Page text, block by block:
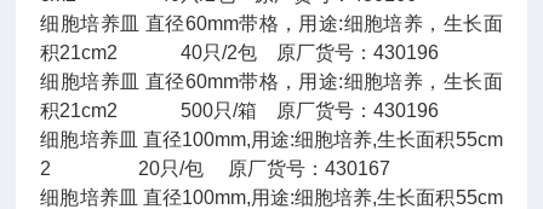
细胞培养皿 直径60mm带格，用途:细胞培养，生长面
积21cm2 40只/2包 原厂货号：430196
细胞培养皿 直径60mm带格，用途:细胞培养，生长面
积21cm2 500只/箱 原厂货号：430196
细胞培养皿 直径100mm,用途:细胞培养,生长面积55cm
2 20只/包 原厂货号：430167
细胞培养皿 直径100mm,用途:细胞培养,生长面积55cm